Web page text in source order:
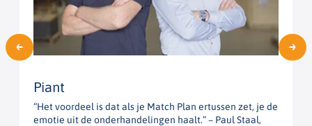
Piant
“Het voordeel is dat als je Match Plan ertussen zet, je de
emotie uit de onderhandelingen haalt.” – Paul Staal,